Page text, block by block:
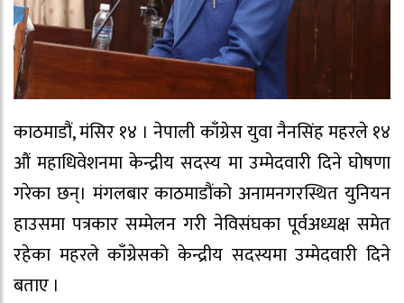
काठमाडौं, मंसिर १४ । नेपाली काँग्रेस युवा नैनसिंह महरले १४
औं महाधिवेशनमा केन्द्रीय सदस्य मा उम्मेदवारी दिने घोषणा
गरेका छन्। मंगलबार काठमाडौंको अनामनगरस्थित युनियन
हाउसमा पत्रकार सम्मेलन गरी नेविसंघका पूर्वअध्यक्ष समेत
रहेका महरले काँग्रेसको केन्द्रीय सदस्यमा उम्मेदवारी दिने
बताए ।